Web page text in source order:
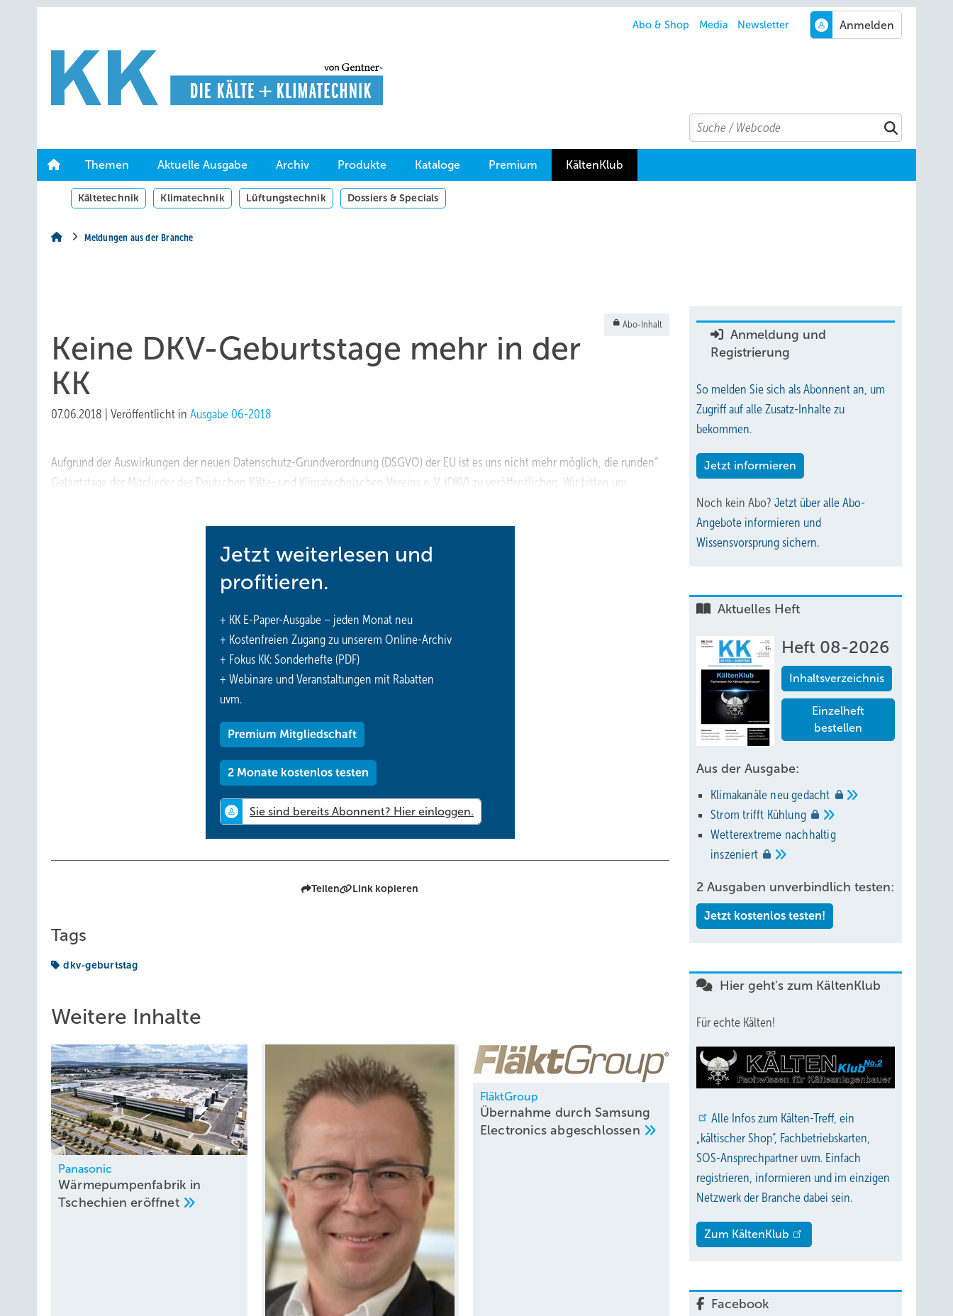
Hauptinhalt
Hauptmenü
Abo & Shop Media Newsletter
Search
Suchen
Themen Aktuelle Ausgabe Archiv Produkte Kataloge Premium KältenKlub
Kältetechnik Klimatechnik Lüftungstechnik Dossiers & Specials
Meldungen aus der Branche
Abo-Inhalt
Keine DKV-Geburtstage mehr in der
KK
07.06.2018 Veröffentlicht in Ausgabe 06-2018
Aufgrund der Auswirkungen der neuen Datenschutz-Grundverordnung (DSGVO) der EU ist es uns nicht mehr möglich, die runden“
Geburtstage der Mitglieder des Deutschen Kälte- und Klimatechnischen Vereins e. V. (DKV) zu veröffentlichen. Wir bitten um
Jetzt weiterlesen und
profitieren.
+ KK E-Paper-Ausgabe – jeden Monat neu
+ Kostenfreien Zugang zu unserem Online-Archiv
+ Fokus KK: Sonderhefte (PDF)
+ Webinare und Veranstaltungen mit Rabatten
uvm.
Premium Mitgliedschaft
2 Monate kostenlos testen
Teilen Link kopieren
Tags
dkv-geburtstag
Weitere Inhalte
Panasonic
Wärmepumpenfabrik in
Tschechieneröffnet
FläktGroup
Übernahme durch Samsung
Electronicsabgeschlossen
Anmeldung und
Registrierung
So melden Sie sich als Abonnent an, um
Zugriff auf alle Zusatz-Inhalte zu
bekommen.
Jetzt informieren
Noch kein Abo? Jetzt über alle Abo-
Angebote informieren und
Wissensvorsprung sichern.
Aktuelles Heft
Heft 08-2026
Inhaltsverzeichnis
Einzelheft
bestellen
Aus der Ausgabe:
Klimakanäle neugedacht
Strom trifft Kühlung
Wetterextreme nachhaltig
inszeniert
2 Ausgaben unverbindlich testen:
Jetzt kostenlos testen!
Hier geht's zum KältenKlub
Für echte Kälten!
Alle Infos zum Kälten-Treff, ein
„kältischer Shop“, Fachbetriebskarten,
SOS-Ansprechpartner uvm. Einfach
registrieren, informieren und im einzigen
Netzwerk der Branche dabei sein.
Zum KältenKlub
Facebook